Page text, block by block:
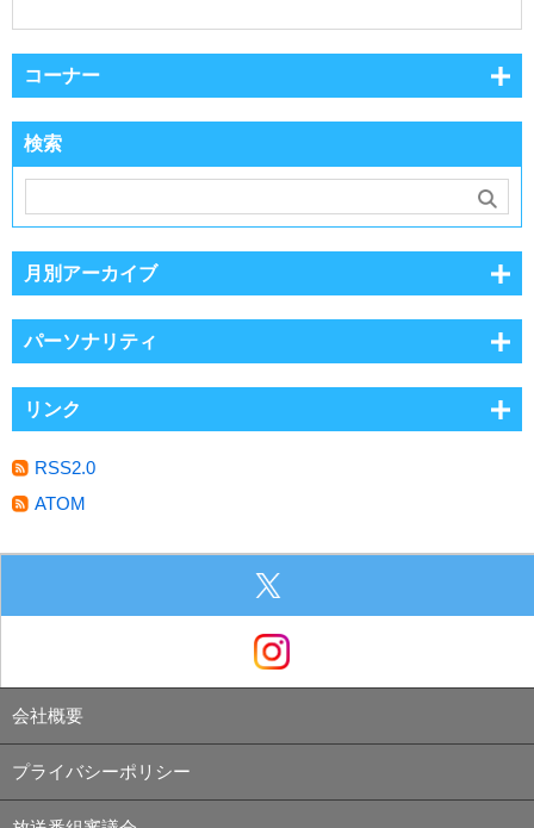
コーナー
検索
月別アーカイブ
パーソナリティ
リンク
RSS2.0
ATOM
会社概要
プライバシーポリシー